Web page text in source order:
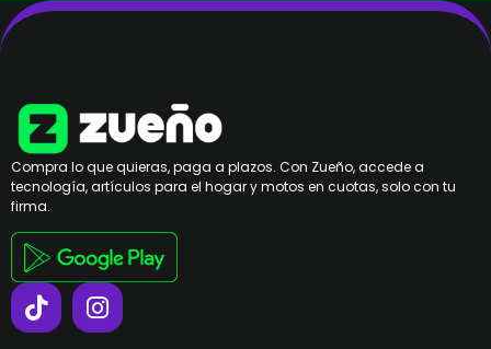
Compra lo que quieras, paga a plazos. Con Zueño, accede a
tecnología, artículos para el hogar y motos en cuotas, solo con tu
firma.